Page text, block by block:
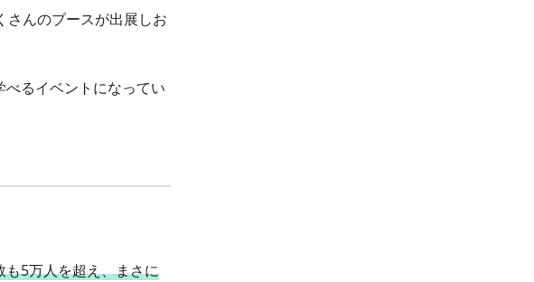
さんのブースが出展しお
るイベントになってい
5万人を超え、まさに